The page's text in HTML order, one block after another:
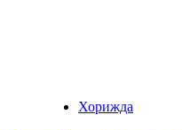
Хорижда